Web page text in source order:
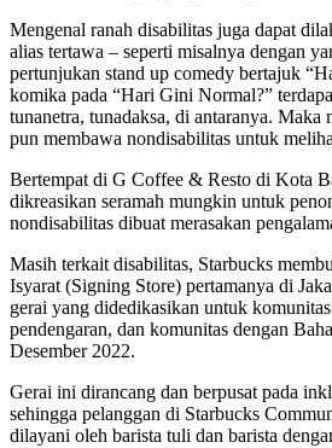
Mengenal ranah disabilitas juga dapat
alias tertawa – seperti misalnya dengan
pertunjukan stand up comedy bertajuk
komika pada “Hari Gini Normal?”
tunanetra, tunadaksa, di antaranya. Maka
pun membawa nondisabilitas untuk
Bertempat di G Coffee & Resto di Kota
dikreasikan seramah mungkin untuk
nondisabilitas dibuat merasakan
Masih terkait disabilitas, Starbucks
Isyarat (Signing Store) pertamanya di
gerai yang didedikasikan untuk
pendengaran, dan komunitas dengan
Desember 2022.
Gerai ini dirancang dan berpusat pada
sehingga pelanggan di Starbucks
dilayani oleh barista tuli dan barista